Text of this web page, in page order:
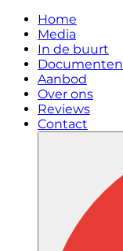
Home
Media
In de buurt
Documenten
Aanbod
Over ons
Reviews
Contact